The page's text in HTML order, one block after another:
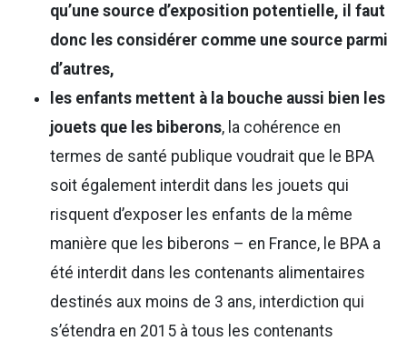
qu’une source d’exposition potentielle, il faut
donc les considérer comme une source parmi
d’autres,
les enfants mettent à la bouche aussi bien les
jouets que les biberons, la cohérence en
termes de santé publique voudrait que le BPA
soit également interdit dans les jouets qui
risquent d’exposer les enfants de la même
manière que les biberons – en France, le BPA a
été interdit dans les contenants alimentaires
destinés aux moins de 3 ans, interdiction qui
s’étendra en 2015 à tous les contenants